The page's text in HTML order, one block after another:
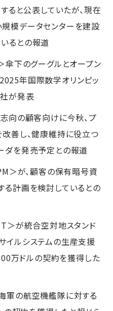
ると公表していたが、現在
模データセンターを建設
るとの報道
傘下のグーグルとオープン
年国際数学オリンピッ
が発表
向の顧客向けに今秋、プ
改善し、健康維持に役立つ
ダを発売予定との報道
＞が、顧客の保有暗号資
る計画を検討しているとの
＞が統合空対地スタンド
イルシステムの生産支援
万ドルの契約を獲得した
軍の航空機艦隊に対する